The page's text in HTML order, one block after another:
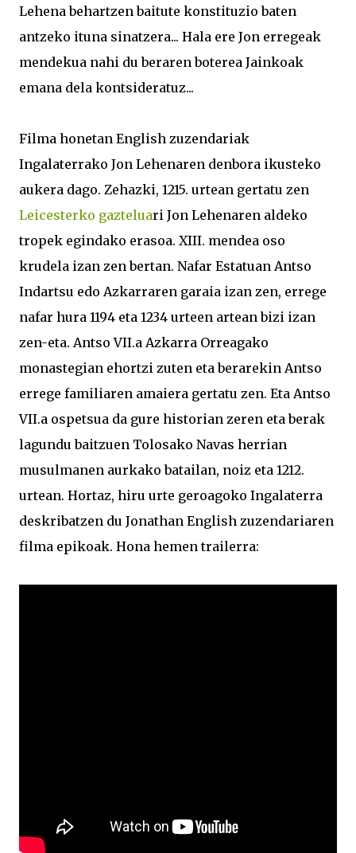
Lehena behartzen baitute konstituzio baten
antzeko ituna sinatzera... Hala ere Jon erregeak
mendekua nahi du beraren boterea Jainkoak
emana dela kontsideratuz...
Filma honetan English zuzendariak
Ingalaterrako Jon Lehenaren denbora ikusteko
aukera dago. Zehazki, 1215. urtean gertatu zen
Leicesterko gazteluari Jon Lehenaren aldeko
tropek egindako erasoa. XIII. mendea oso
krudela izan zen bertan. Nafar Estatuan Antso
Indartsu edo Azkarraren garaia izan zen, errege
nafar hura 1194 eta 1234 urteen artean bizi izan
zen-eta. Antso VII.a Azkarra Orreagako
monastegian ehortzi zuten eta berarekin Antso
errege familiaren amaiera gertatu zen. Eta Antso
VII.a ospetsua da gure historian zeren eta berak
lagundu baitzuen Tolosako Navas herrian
musulmanen aurkako batailan, noiz eta 1212.
urtean. Hortaz, hiru urte geroagoko Ingalaterra
deskribatzen du Jonathan English zuzendariaren
filma epikoak. Hona hemen trailerra: